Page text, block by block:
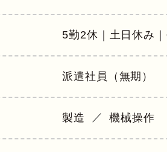
5勤2休｜土日休み
派遣社員（無期）
製造 機械操作